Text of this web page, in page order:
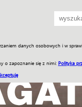
danych osobowych i w
o zapoznanie się z nimi: Polityka
SKLEP Jednodniówki